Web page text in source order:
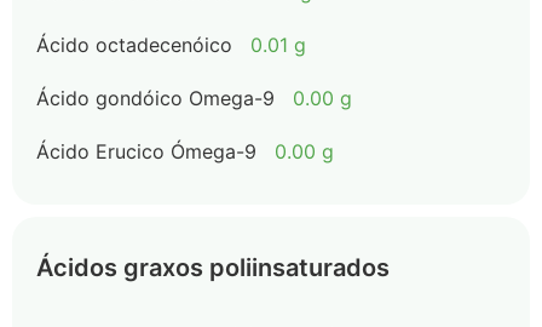
Ácido octadecenóico 0.01 g
Ácido gondóico Omega-9 0.00 g
Ácido Erucico Ómega-9 0.00 g
Ácidos graxos poliinsaturados